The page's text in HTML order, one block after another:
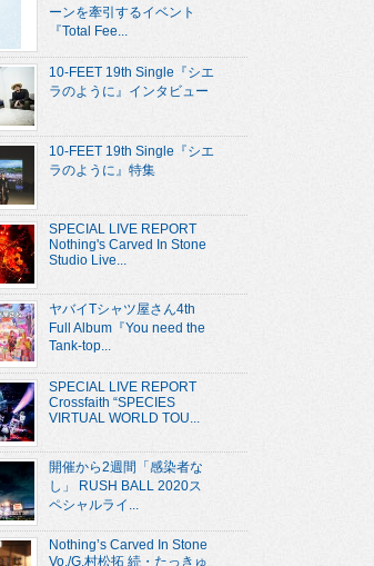
ーンを牽引するイベント
『Total Fee...
10-FEET 19th Single『シエ
ラのように』インタビュー
10-FEET 19th Single『シエ
ラのように』特集
SPECIAL LIVE REPORT
Nothing's Carved In Stone
Studio Live...
ヤバイTシャツ屋さん4th
Full Album『You need the
Tank-top...
SPECIAL LIVE REPORT
Crossfaith “SPECIES
VIRTUAL WORLD TOU...
開催から2週間「感染者な
し」 RUSH BALL 2020ス
ペシャルライ...
Nothing’s Carved In Stone
Vo./G.村松拓 続・たっきゅ